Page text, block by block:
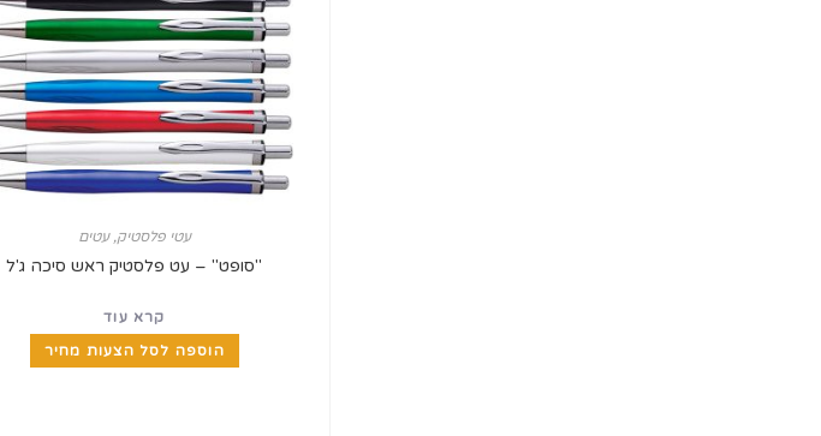
עטי פלסטיק,עטים
"סופט" – עט פלסטיק ראש סיכה ג'ל
קרא עוד
הוספה לסל הצעות מחיר